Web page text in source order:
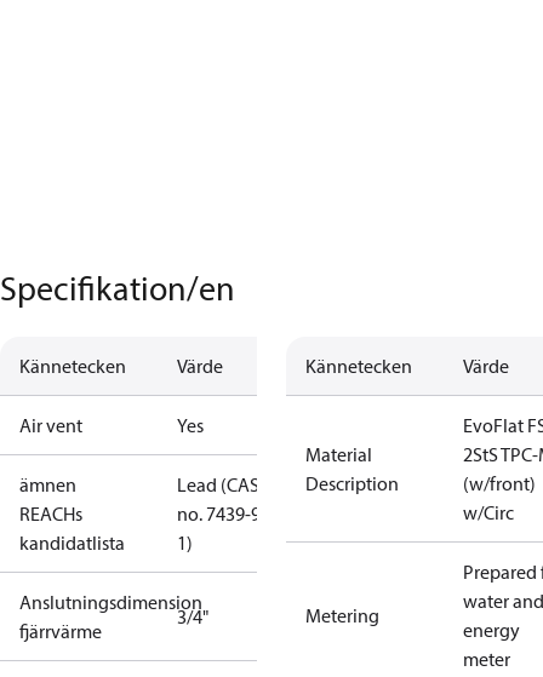
Specifikation/en
Kännetecken Värde
Air vent Yes
ämnen
REACHs
kandidatlista
Lead (CAS
no. 7439-92-
1)
Anslutningsdimension
fjärrvärme
3/4"
Kännetecken Värde
Material
Description
EvoFlat
2StS
(w/front)
w/Circ
Metering
Prepared
water and
energy
meter